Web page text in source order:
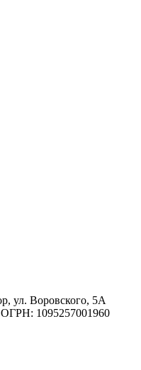
ул. Воровского, 5А
1095257001960